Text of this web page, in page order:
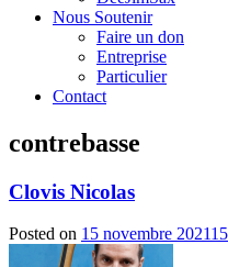
Nous Soutenir
Faire un don
Entreprise
Particulier
Contact
contrebasse
Clovis Nicolas
Posted on 15 novembre 2021